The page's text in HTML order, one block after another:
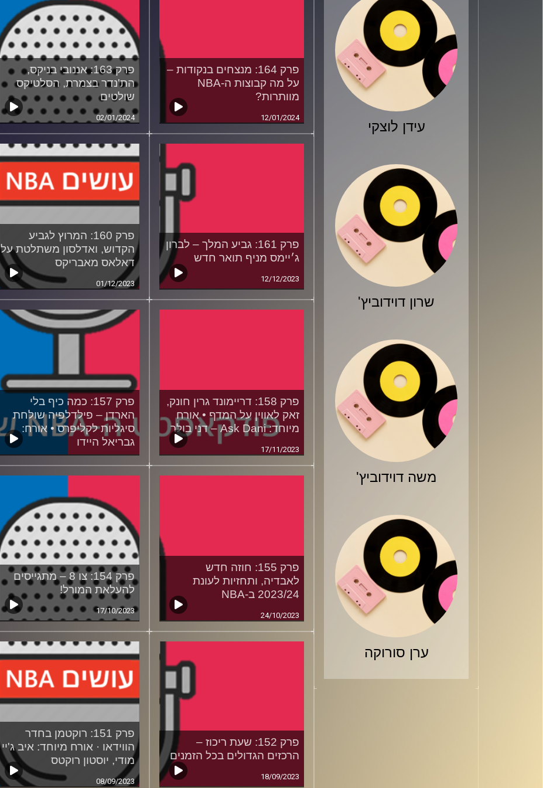
עידן לוצקי
שרון דוידוביץ'
משה דוידוביץ'
ערן סורוקה
פרק 164: מנצחים בנקודות –
על מה קבוצות ה-NBA
מוותרות?
12/01/2024
פרק 163: אננובי בניקס,
הת'נדר בצמרת, הסלטיקס
שולטים
02/01/2024
פרק 161: גביע המלך – לברון
ג׳יימס מניף תואר חדש
12/12/2023
פרק 160: המרוץ לגביע
הקדוש, ואדלסון משתלטת על
דאלאס מאבריקס
01/12/2023
פרק 158: דריימונד גרין חונק,
זאק לאווין על המדף • אורח
מיוחד: Ask Dani – דני בולר
17/11/2023
פרק 157: כמה כיף בלי
הארדן – פילדלפיה שולחת
סיגליות לקליפרס • אורח:
גבריאל היידו
09/11/2023
פרק 155: חוזה חדש
לאבדיה, ותחזיות לעונת
2023/24 ב-NBA
24/10/2023
פרק 154: צו 8 – מתגייסים
להעלאת המורל!
17/10/2023
פרק 152: שעת ריכוז –
הרכזים הגדולים בכל הזמנים
18/09/2023
פרק 151: רוקטמן בחדר
הווידאו · אורח מיוחד: איב ג'יי
מודי, יוסטון רוקטס
08/09/2023